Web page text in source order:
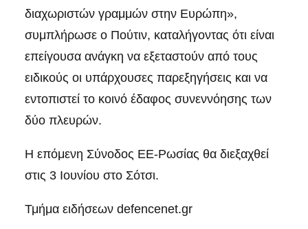
διαχωριστών γραμμών στην Ευρώπη»,
συμπλήρωσε ο Πούτιν, καταλήγοντας ότι είναι
επείγουσα ανάγκη να εξεταστούν από τους
ειδικούς οι υπάρχουσες παρεξηγήσεις και να
εντοπιστεί το κοινό έδαφος συνεννόησης των
δύο πλευρών.
Η επόμενη Σύνοδος ΕΕ-Ρωσίας θα διεξαχθεί
στις 3 Ιουνίου στο Σότσι.
Τμήμα ειδήσεων defencenet.gr